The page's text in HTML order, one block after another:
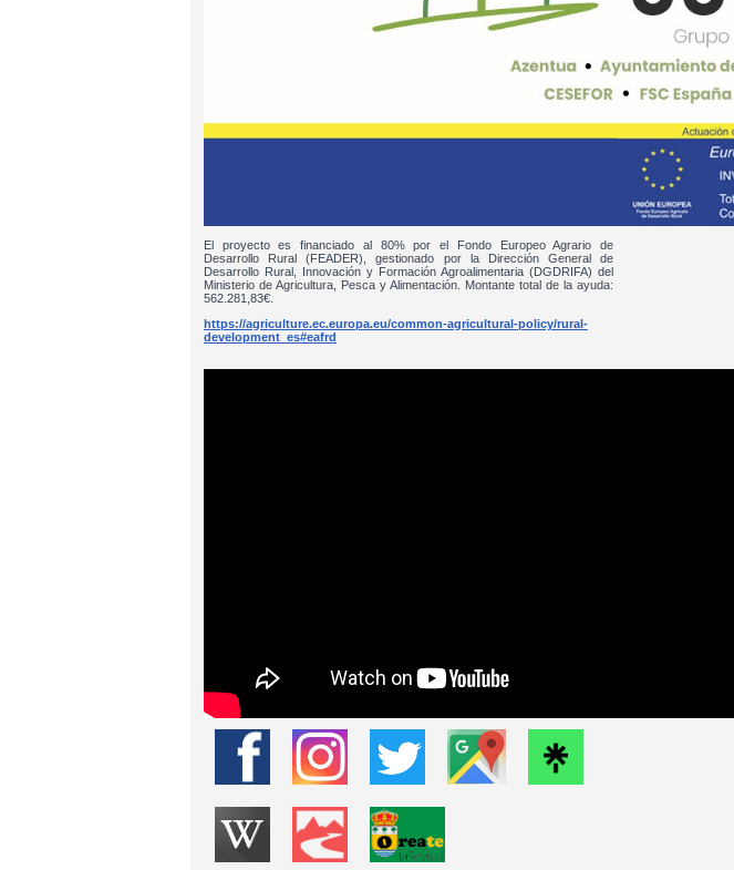
El proyecto es financiado al 80% por el Fondo Europeo Agrario de
Desarrollo Rural (FEADER), gestionado por la Dirección General de
Desarrollo Rural, Innovación y Formación Agroalimentaria (DGDRIFA) del
Ministerio de Agricultura, Pesca y Alimentación. Montante total de la ayuda:
562.281,83€.
https://agriculture.ec.europa.eu/common-agricultural-policy/rural-
development_es#eafrd